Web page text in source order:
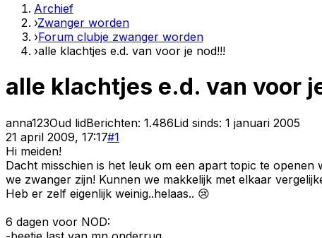
Archief
›Zwanger worden
›Forum clubje zwanger worden
›alle klachtjes e.d. van voor je nod!!!
alle klachtjes e.d. van voor
anna123Oud lidBerichten: 1.486Lid sinds: 1 januari 2005
21 april 2009, 17:17#1
Hi meiden!
Dacht misschien is het leuk om een apart topic te
we zwanger zijn! Kunnen we makkelijk met elkaar
Heb er zelf eigenlijk weinig..helaas.. 😢
6 dagen voor NOD: